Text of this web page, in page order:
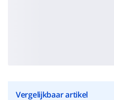
Vergelijkbaar artikel